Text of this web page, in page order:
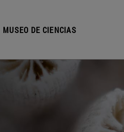
MUSEO DE CIENCIAS